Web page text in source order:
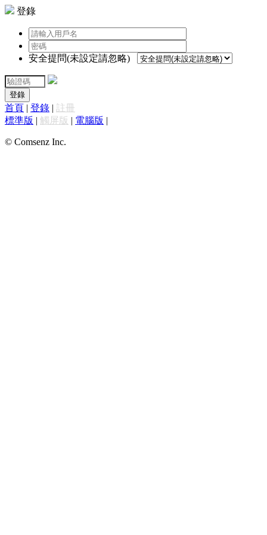
登錄
安全提問(未設定請忽略)
登錄
首頁 | 登錄 | 註冊
標準版 | 觸屏版 | 電腦版 |
© Comsenz Inc.